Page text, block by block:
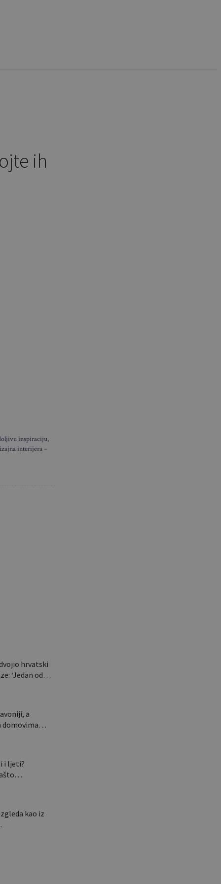
ih
inspiraciju,
interijera –
hrvatski
‘Jedan od…
a
domovima…
i ljeti?
kao iz